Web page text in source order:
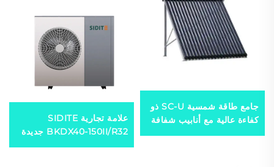
جامع طاقة شمسية SC-U ذو
كفاءة عالية مع أنابيب شفافة
مزدوجة ومجمع من الألمنيوم
علامة تجارية SIDITE
BKDX40-150II/R32 جديدة
R32 Full DC Inverter